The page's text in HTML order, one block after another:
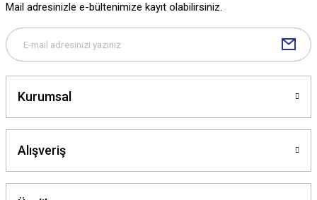
Bu ürüne benzer farklı alternatifler olmalı.
Mail adresinizle e-bültenimize kayıt olabilirsiniz.
Kurumsal
Alışveriş